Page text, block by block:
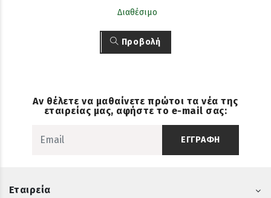
Διαθέσιμο
Προβολή
Αν θέλετε να μαθαίνετε πρώτοι τα νέα της
εταιρείας μας, αφήστε το e-mail σας:
ΕΓΓΡΑΦΗ
Εταιρεία